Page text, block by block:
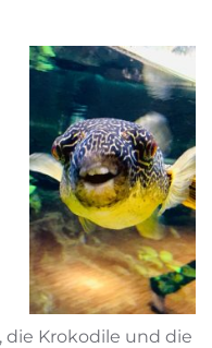
die Krokodile und die